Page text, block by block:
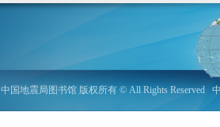
中国地震局图书馆 版权所有 © All Rights Reserved